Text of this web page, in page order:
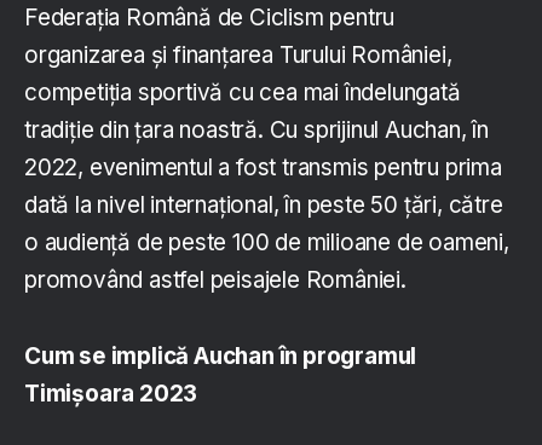
Federația Română de Ciclism pentru
organizarea și finanțarea Turului României,
competiția sportivă cu cea mai îndelungată
tradiție din țara noastră. Cu sprijinul Auchan, în
2022, evenimentul a fost transmis pentru prima
dată la nivel internațional, în peste 50 țări, către
o audiență de peste 100 de milioane de oameni,
promovând astfel peisajele României.
Cum se implică Auchan în programul
Timișoara 2023